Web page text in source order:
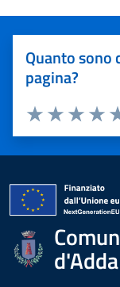
Quanto sono
pagina?
Valuta 3
Valuta 2
Valuta 1 stelle
d'Adda